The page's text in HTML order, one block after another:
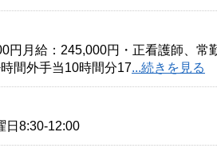
円月給：245,000円・正看護師、
間外手当10時間分17...続きを見る
日8:30-12:00